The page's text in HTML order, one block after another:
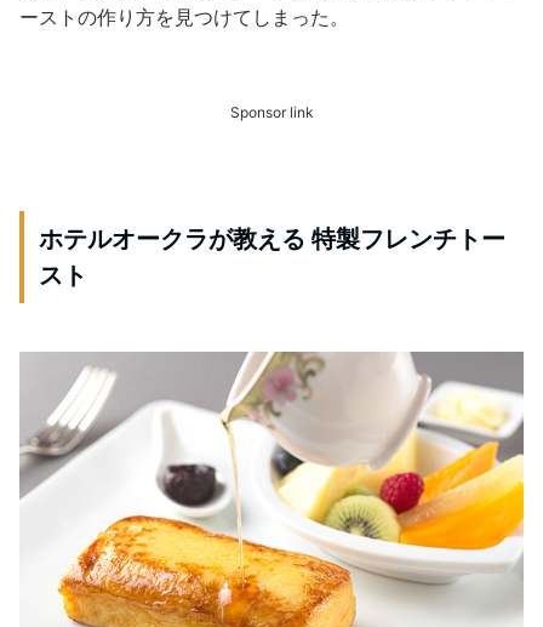
ーストの作り方を見つけてしまった。
Sponsor link
ホテルオークラが教える 特製フレンチトー
スト